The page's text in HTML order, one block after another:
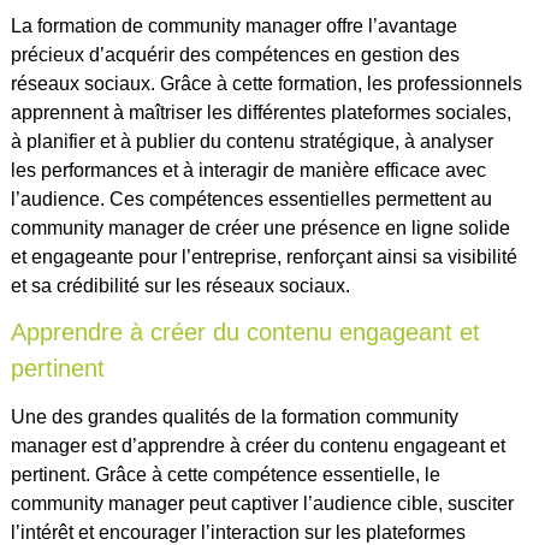
La formation de community manager offre l’avantage
précieux d’acquérir des compétences en gestion des
réseaux sociaux. Grâce à cette formation, les professionnels
apprennent à maîtriser les différentes plateformes sociales,
à planifier et à publier du contenu stratégique, à analyser
les performances et à interagir de manière efficace avec
l’audience. Ces compétences essentielles permettent au
community manager de créer une présence en ligne solide
et engageante pour l’entreprise, renforçant ainsi sa visibilité
et sa crédibilité sur les réseaux sociaux.
Apprendre à créer du contenu engageant et
pertinent
Une des grandes qualités de la formation community
manager est d’apprendre à créer du contenu engageant et
pertinent. Grâce à cette compétence essentielle, le
community manager peut captiver l’audience cible, susciter
l’intérêt et encourager l’interaction sur les plateformes